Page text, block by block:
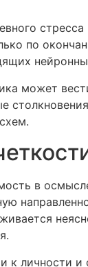
стресса
по
может
в
личности